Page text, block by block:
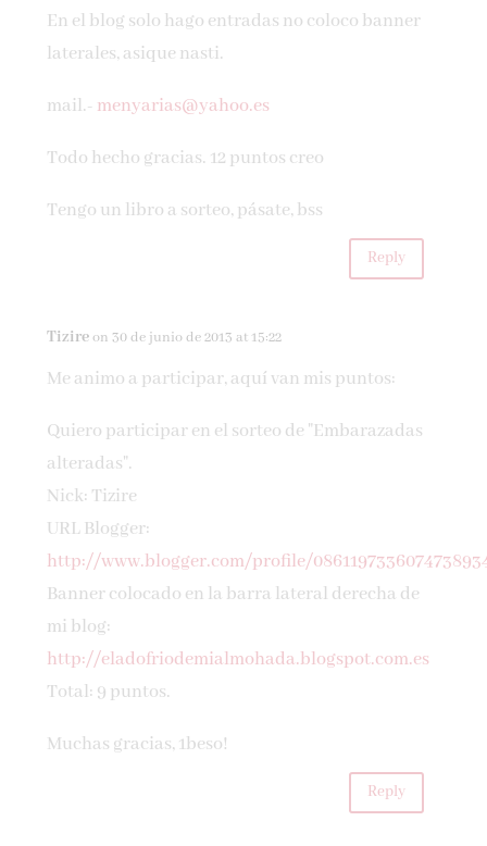
En el blog solo hago entradas no coloco banner
laterales, asique nasti.
mail.- menyarias@yahoo.es
Todo hecho gracias. 12 puntos creo
Tengo un libro a sorteo, pásate, bss
Reply
Tizireon 30 de junio de 2013 at 15:22
Me animo a participar, aquí van mis puntos:
Quiero participar en el sorteo de "Embarazadas
alteradas".
Nick: Tizire
URL Blogger:
http://www.blogger.com/profile/
Banner colocado en la barra lateral derecha de
mi blog:
http://eladofriodemialmohada.blogspot.com.es
Total: 9 puntos.
Muchas gracias, 1beso!
Reply